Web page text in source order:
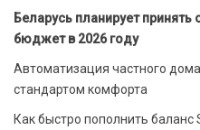
Беларусь планирует
бюджет в 2026 году
Автоматизация частного
стандартом комфорта
Как быстро пополнить